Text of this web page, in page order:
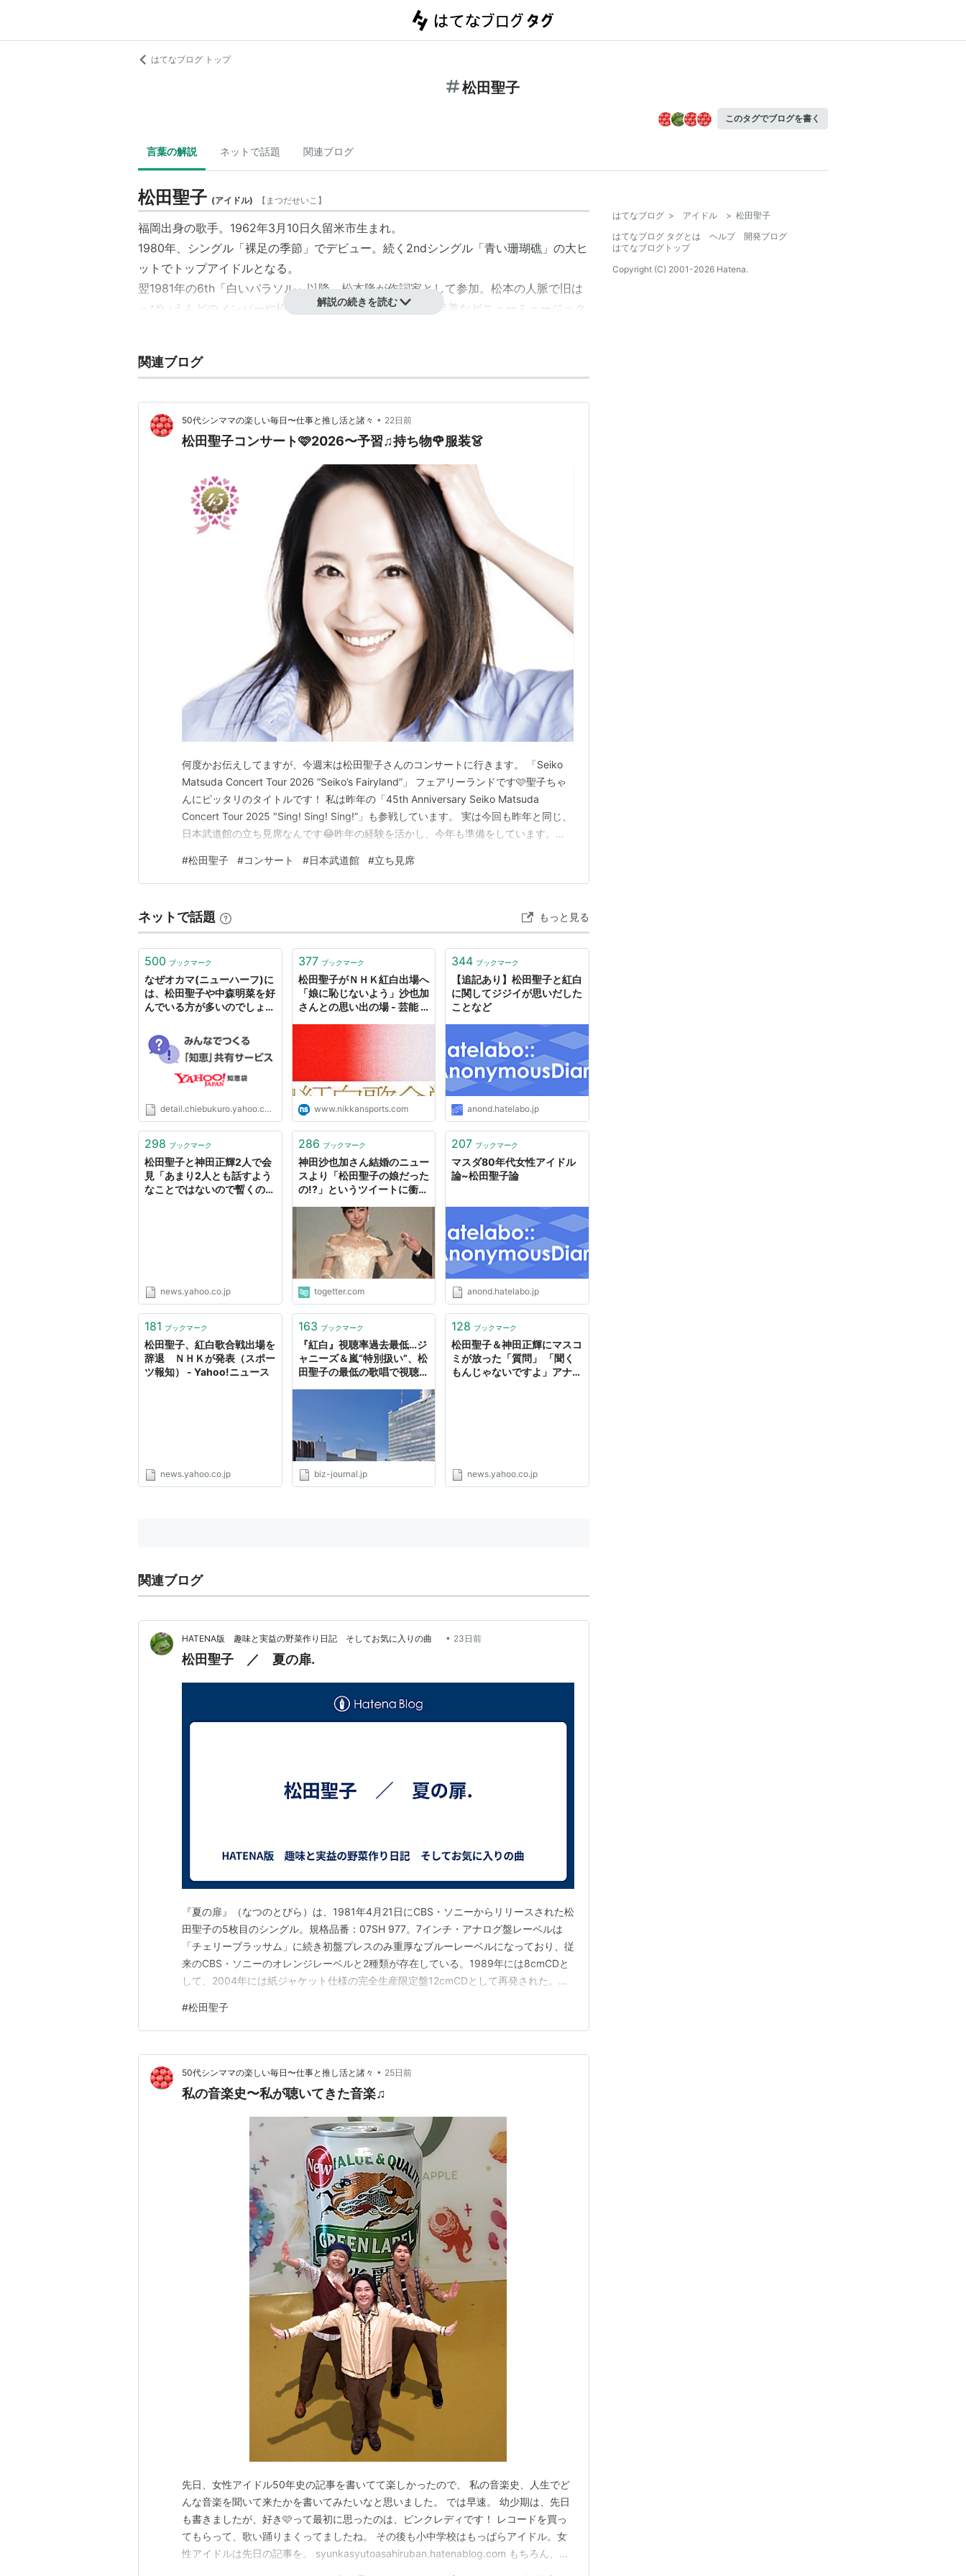
はてなブログ トップ
松田聖子
このタグでブログを書く
言葉の解説 ネットで話題 関連ブログ
松田聖子 (アイドル) 【 まつだせいこ 】
福岡出身の歌手。1962年3月10日久留米市生まれ。
1980年、シングル「裸足の季節 」でデビュー。続く2ndシングル「青い珊瑚礁 」の大ヒ
ットでトップアイドルとなる。
翌1981年の6th「白いパラソル」以降、松本隆が作詞家として参加。松本の人脈で旧は
っぴいえんどのメンバーや松任谷由実*1、財津和夫、尾崎亜美などニューミュージック
ル」というジャンルを確立する。1997年に離婚。
歌手活動
裸足の季節
チェリーブラッサム
赤いスイートピー
渚のバルコニー
野ばらのエチュード
1983年
秘密の花園
天国のキッス
瞳はダイアモンド
Rock'n Rouge
時間の国のアリス
ピンクのモーツァルト
1985年
天使のウィンク
DANCING SHOES
1987年
Strawberry Time
Pearl-White Eve
1988年
Marrakech 〜マラケッシュ〜
旅立ちはフリージア
1989年
THE RIGHT COMBINATION
We Are Love
1992年
きっと、また逢える…
あなたのすべてになりたい
1993年
かこわれて、愛jing（(Matsuyakko名義でリリース))
もう一度、初めから
輝いた季節へ旅立とう
Let's Talk About It*2
I'll Be There For You（(松田聖子 with ロビー・ネヴィル名義でリリース)）
さよならの瞬間
20th Party
Unseasonable Shore
True Love Story（(Hiromi Go／Seiko Matsuda名義でリリース)）
The Sound of Fire
あなたしか見えない
2002年
素敵な明日
all to you*2
just for tonight*2
2003年
Smile on me（(Seiko with Crazy T[石橋貴明]))
永遠さえ感じた夜
しあわせな気持ち
2006年4月26日
2006年5月24日
2007年5月23日
(松田聖子×藤井隆名義) 2007年8月1日
2007年11月21日
2008年3月19日
2008年6月25日
あの輝いた季節 2008年10月22日
アイドルみたいに歌わせて
(矢島美容室 feat.プリンセス・セイコ名義)
2010年4月21日
いくつの夜明けを数えたら 2010年5月5日
解説の続きを読む
関連ブログ
50代シンママの楽しい毎日〜仕事と推し活と諸々 • 22日前
松田聖子コンサート🩷2026〜予習♫持ち物🌹服装👗
何度かお伝えしてますが、今週末は松田聖子さんのコンサートに行きます。 「Seiko
Matsuda Concert Tour 2026 “Seiko’s Fairyland”」 フェアリーランドです🩷聖子ちゃ
んにピッタリのタイトルです！ 私は昨年の「45th Anniversary Seiko Matsuda
Concert Tour 2025 "Sing! Sing! Sing!”」も参戦しています。 実は今回も昨年と同じ、
日本武道館の立ち見席なんです😂昨年の経験を活かし、今年も準備をしています。
#松田聖子 #コンサート #日本武道館 #立ち見席
ネットで話題 もっと見る
500 ブックマーク
なぜオカマ(ニューハーフ)に
は、松田聖子や中森明菜を好
んでいる方が多いのでしょう
detail.chiebukuro.yahoo.co.jp
377 ブックマーク
松田聖子がＮＨＫ紅白出場へ
「娘に恥じないよう」沙也加
さんとの思い出の場 - 芸能 :
www.nikkansports.com
344 ブックマーク
【追記あり】松田聖子と紅白
に関してジジイが思いだした
ことなど
anond.hatelabo.jp
298 ブックマーク
松田聖子と神田正輝2人で会
見「あまり2人とも話すよう
なことではないので暫くの間
news.yahoo.co.jp
286 ブックマーク
神田沙也加さん結婚のニュー
スより「松田聖子の娘だった
の!?」というツイートに衝撃
togetter.com
207 ブックマーク
マスダ80年代女性アイドル
論~松田聖子論
anond.hatelabo.jp
181 ブックマーク
松田聖子、紅白歌合戦出場を
辞退 ＮＨＫが発表（スポー
ツ報知） - Yahoo!ニュース
news.yahoo.co.jp
163 ブックマーク
『紅白』視聴率過去最低…ジ
ャニーズ＆嵐“特別扱い”、松
田聖子の最低の歌唱で視聴者
biz-journal.jp
128 ブックマーク
松田聖子＆神田正輝にマスコ
ミが放った「質問」 「聞く
もんじゃないですよ」アナウ
news.yahoo.co.jp
関連ブログ
HATENA版 趣味と実益の野菜作り日記 そしてお気に入りの曲 • 23日前
松田聖子 ／ 夏の扉.
『夏の扉』（なつのとびら）は、1981年4月21日にCBS・ソニーからリリースされた松
田聖子の5枚目のシングル。規格品番：07SH 977。7インチ・アナログ盤レーベルは
「チェリーブラッサム」に続き初盤プレスのみ重厚なブルーレーベルになっており、従
来のCBS・ソニーのオレンジレーベルと2種類が存在している。1989年には8cmCDと
して、2004年には紙ジャケット仕様の完全生産限定盤12cmCDとして再発された。
a Queen〜』に含まれる一枚と…
#松田聖子
50代シンママの楽しい毎日〜仕事と推し活と諸々 • 25日前
私の音楽史〜私が聴いてきた音楽♫
先日、女性アイドル50年史の記事を書いてて楽しかったので、 私の音楽史、人生でど
んな音楽を聞いて来たかを書いてみたいなと思いました。 では早速。 幼少期は、先日
も書きましたが、好き🩷って最初に思ったのは、ピンクレディです！ レコードを買っ
てもらって、歌い踊りまくってましたね。 その後も小中学校はもっぱらアイドル。女
性アイドルは先日の記事を。 syunkasyutoasahiruban.hatenablog.com もちろん、男
はてなブログ > アイドル > 松田聖子
はてなブログ タグとは
ヘルプ
開発ブログ
はてなブログトップ
Copyright (C) 2001-2026 Hatena.